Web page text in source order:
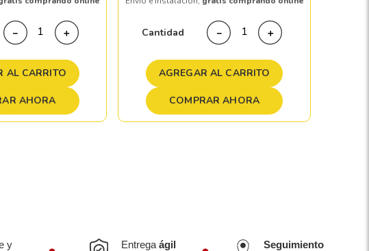
＋
－
AL CARRITO
AHORA
Cantidad ＋
－
AGREGAR AL CARRITO
COMPRAR AHORA
y
Entregaágil
Seguimiento